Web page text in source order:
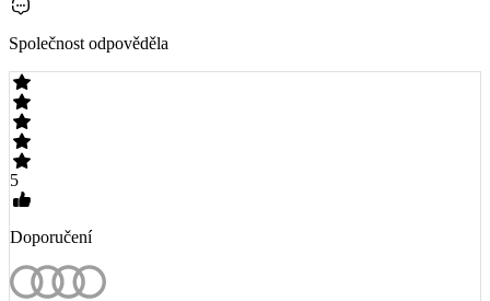
Společnost odpověděla
5
Doporučení